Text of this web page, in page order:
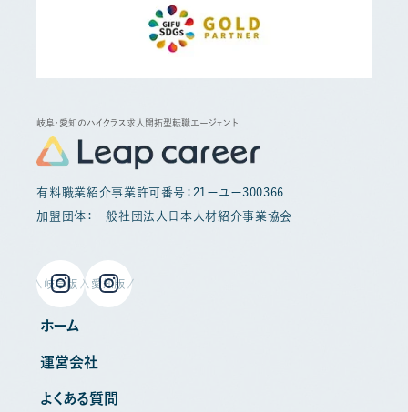
岐阜・愛知のハイクラス求人開拓型転職エージェント
有料職業紹介事業許可番号：21ーユー300366
加盟団体：一般社団法人日本人材紹介事業協会
岐阜版 愛知版
ホーム
運営会社
よくある質問